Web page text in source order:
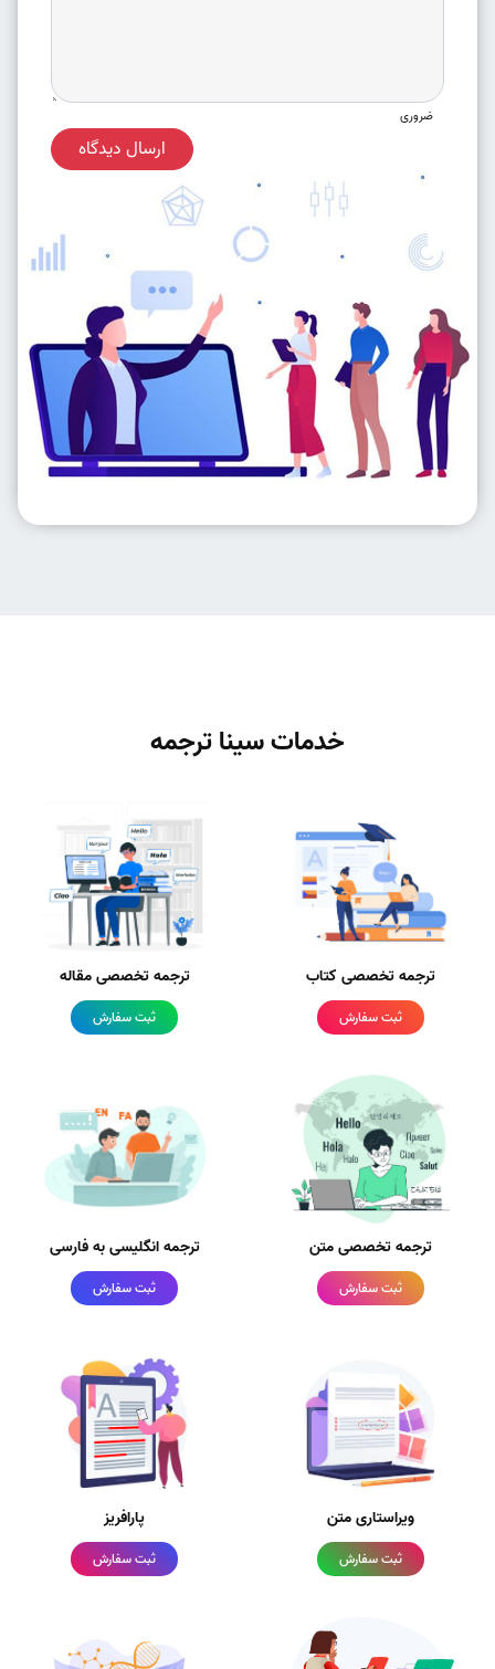
ضروری
ارسال دیدگاه
خدمات سینا ترجمه
ترجمه تخصصی کتاب
ثبت سفارش
ترجمه تخصصی مقاله
ثبت سفارش
ترجمه تخصصی متن
ثبت سفارش
ترجمه انگلیسی به فارسی
ثبت سفارش
ویراستاری متن
ثبت سفارش
پارافریز
ثبت سفارش